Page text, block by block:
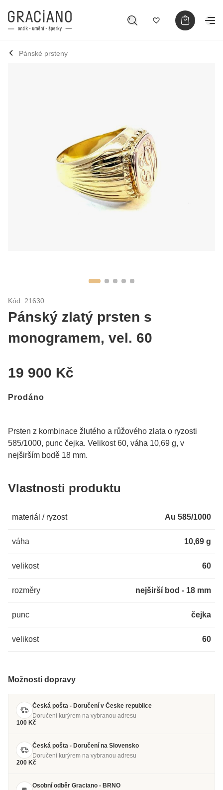
Pánské prsteny
Kód: 21630
Pánský zlatý prsten s
monogramem, vel. 60
19 900 Kč
Prodáno
Prsten z kombinace žlutého a růžového zlata o ryzosti
585/1000, punc čejka. Velikost 60, váha 10,69 g, v
nejširším bodě 18 mm.
Vlastnosti produktu
materiál / ryzost Au 585/1000
váha 10,69 g
velikost 60
rozměry nejširší bod - 18 mm
punc čejka
velikost 60
Možnosti dopravy
Česká pošta - Doručení v Česke republice
Doručení kurýrem na vybranou adresu
100 Kč
Česká pošta - Doručení na Slovensko
Doručení kurýrem na vybranou adresu
200 Kč
Osobní odběr Graciano - BRNO